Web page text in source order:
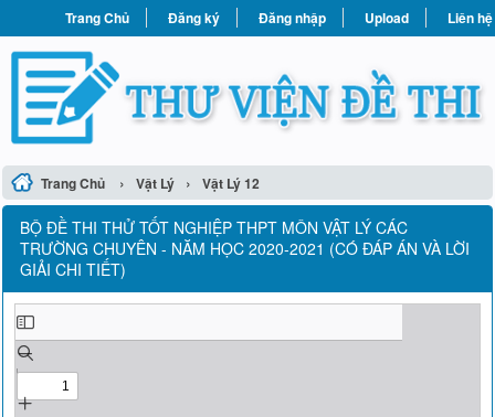
Trang Chủ Đăng ký Đăng nhập Upload Liên hệ
Trang Chủ › Vật Lý › Vật Lý 12
BỘ ĐỀ THI THỬ TỐT NGHIỆP THPT MÔN VẬT LÝ CÁC
TRƯỜNG CHUYÊN - NĂM HỌC 2020-2021 (CÓ ĐÁP ÁN VÀ LỜI
GIẢI CHI TIẾT)